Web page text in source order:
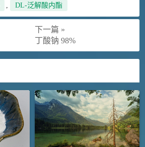
, DL-泛解酸内酯
下一篇 »
丁酸钠 98%